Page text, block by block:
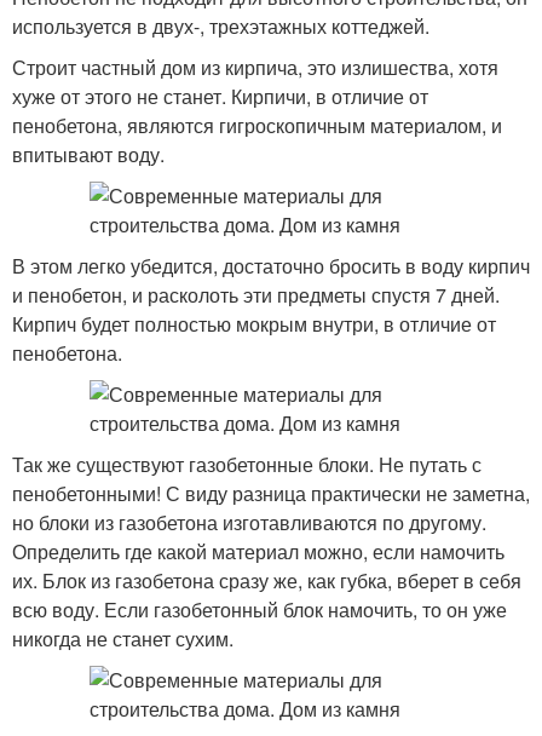
используется в двух-, трехэтажных коттеджей.
Строит частный дом из кирпича, это излишества, хотя
хуже от этого не станет. Кирпичи, в отличие от
пенобетона, являются гигроскопичным материалом, и
впитывают воду.
В этом легко убедится, достаточно бросить в воду кирпич
и пенобетон, и расколоть эти предметы спустя 7 дней.
Кирпич будет полностью мокрым внутри, в отличие от
пенобетона.
Так же существуют газобетонные блоки. Не путать с
пенобетонными! С виду разница практически не заметна,
но блоки из газобетона изготавливаются по другому.
Определить где какой материал можно, если намочить
их. Блок из газобетона сразу же, как губка, вберет в себя
всю воду. Если газобетонный блок намочить, то он уже
никогда не станет сухим.